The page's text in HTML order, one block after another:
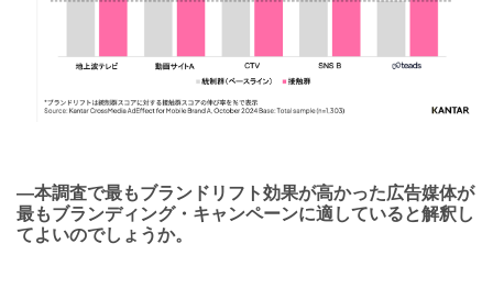
―本調査で最もブランドリフト効果が高かった広告媒体が
最もブランディング・キャンペーンに適していると解釈し
てよいのでしょうか。